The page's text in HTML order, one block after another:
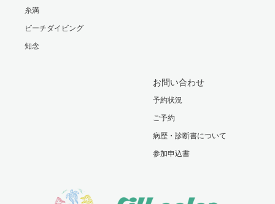
糸満
ビーチダイビング
知念
お問い合わせ
予約状況
ご予約
病歴・診断書について
参加申込書